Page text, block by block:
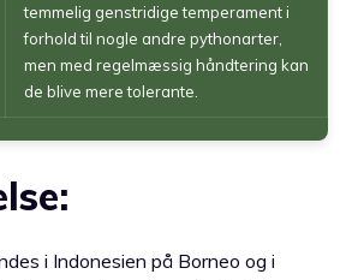
temmelig genstridige temperament i
forhold til nogle andre pythonarter,
men med regelmæssig håndtering kan
de blive mere tolerante.
i Indonesien på Borneo og i